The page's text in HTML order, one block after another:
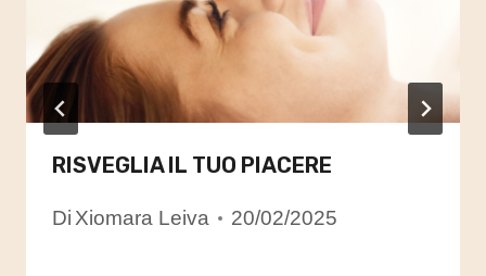
RISVEGLIA IL TUO PIACERE
Di Xiomara Leiva 20/02/2025